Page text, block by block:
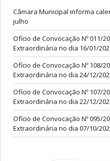
Câmara Municipal informa
julho
Ofício de Convocação Nº 011/
Extraordinária no dia 16/01/
Ofício de Convocação Nº 108/
Extraordinária no dia 24/12/
Ofício de Convocação Nº 107/
Extraordinária no dia 22/12/
Ofício de Convocação Nº 095/
Extraordinária no dia 07/10/